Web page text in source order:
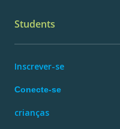
Students
Inscrever-se
Conecte-se
crianças